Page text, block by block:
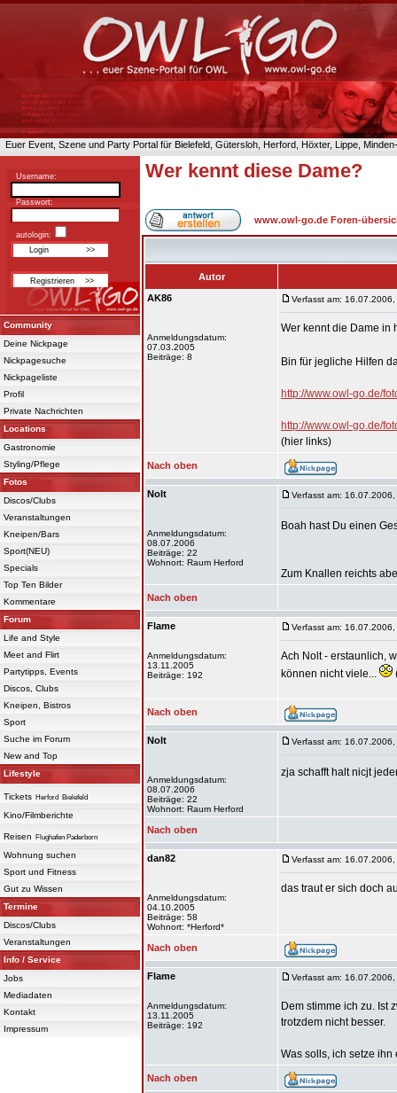
Euer Event, Szene und Party Portal für Bielefeld, Gütersloh, Herford, Höxter, Lippe,
Username:
Passwort:
autologin:
Community
Deine Nickpage
Nickpagesuche
Nickpageliste
Profil
Private Nachrichten
Locations
Gastronomie
Styling/Pflege
Fotos
Discos/Clubs
Veranstaltungen
Kneipen/Bars
Sport(NEU)
Specials
Top Ten Bilder
Kommentare
Forum
Life and Style
Meet and Flirt
Partytipps, Events
Discos, Clubs
Kneipen, Bistros
Sport
Suche im Forum
New and Top
Lifestyle
Tickets Herford Bielefeld
Kino/Filmberichte
Reisen Flughafen Paderborn
Wohnung suchen
Sport und Fitness
Gut zu Wissen
Termine
Discos/Clubs
Veranstaltungen
Info / Service
Jobs
Mediadaten
Kontakt
Impressum
Wer kennt diese Dame?
www.owl-go.de Foren-
Autor
AK86
Anmeldungsdatum:
07.03.2005
Beiträge: 8
Verfasst am:
Wer kennt die Dame in
Bin für jegliche Hilfen
http://www.owl-go.de/
http://www.owl-go.de/
(hier links)
Nach oben
Nolt
Anmeldungsdatum:
08.07.2006
Beiträge: 22
Wohnort: Raum Herford
Verfasst am:
Boah hast Du einen
Zum Knallen reichts
Nach oben
Flame
Anmeldungsdatum:
13.11.2005
Beiträge: 192
Verfasst am:
Ach Nolt - erstaunlich,
können nicht viele...
Nach oben
Nolt
Anmeldungsdatum:
08.07.2006
Beiträge: 22
Wohnort: Raum Herford
Verfasst am:
zja schafft halt nicjt
Nach oben
dan82
Anmeldungsdatum:
04.10.2005
Beiträge: 58
Wohnort: *Herford*
Verfasst am:
das traut er sich doch
Nach oben
Flame
Anmeldungsdatum:
13.11.2005
Beiträge: 192
Verfasst am:
Dem stimme ich zu. Ist
trotzdem nicht besser.
Was solls, ich setze
Nach oben